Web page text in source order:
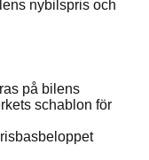
nybilspris och
på bilens
schablon för